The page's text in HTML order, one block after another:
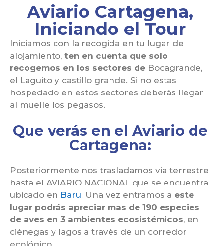
Aviario Cartagena,
Iniciando el Tour
Iniciamos con la recogida en tu lugar de
alojamiento, ten en cuenta que solo
recogemos en los sectores de Bocagrande,
el Laguito y castillo grande. Si no estas
hospedado en estos sectores deberás llegar
al muelle los pegasos.
Que verás en el Aviario de
Cartagena:
Posteriormente nos trasladamos via terrestre
hasta el AVIARIO NACIONAL que se encuentra
ubicado en Baru. Una vez entramos a este
lugar podrás apreciar mas de 190 especies
de aves en 3 ambientes ecosistémicos, en
ciénegas y lagos a través de un corredor